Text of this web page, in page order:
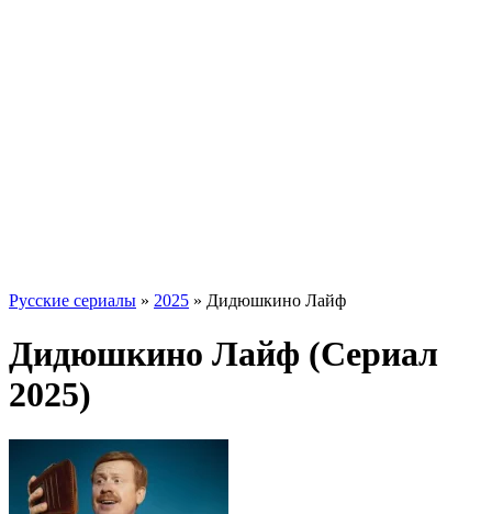
Русские сериалы » 2025 » Дидюшкино Лайф
Дидюшкино Лайф (Сериал
2025)